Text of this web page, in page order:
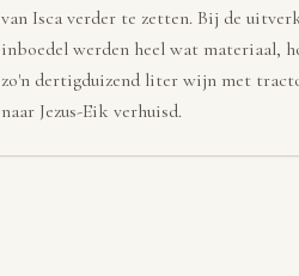
van Isca verder te zetten. Bij de
inboedel werden heel wat materiaal,
zo'n dertigduizend liter wijn met
naar Jezus-Eik verhuisd.